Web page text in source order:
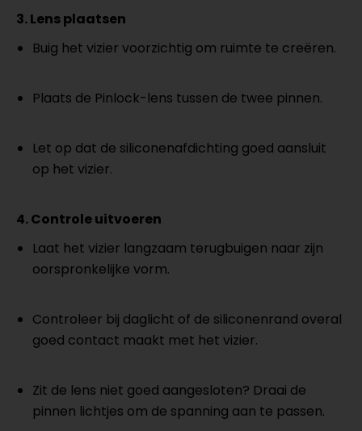
3. Lens plaatsen
Buig het vizier voorzichtig om ruimte te creëren.
Plaats de Pinlock-lens tussen de twee pinnen.
Let op dat de siliconenafdichting goed aansluit
op het vizier.
4. Controle uitvoeren
Laat het vizier langzaam terugbuigen naar zijn
oorspronkelijke vorm.
Controleer bij daglicht of de siliconenrand overal
goed contact maakt met het vizier.
Zit de lens niet goed aangesloten? Draai de
pinnen lichtjes om de spanning aan te passen.